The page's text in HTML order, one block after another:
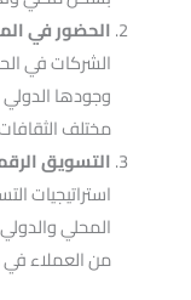
الحضور في
الشركات في
وجودها
مختلف
التسويق
استراتيجيات
المحلي
من العملاء في